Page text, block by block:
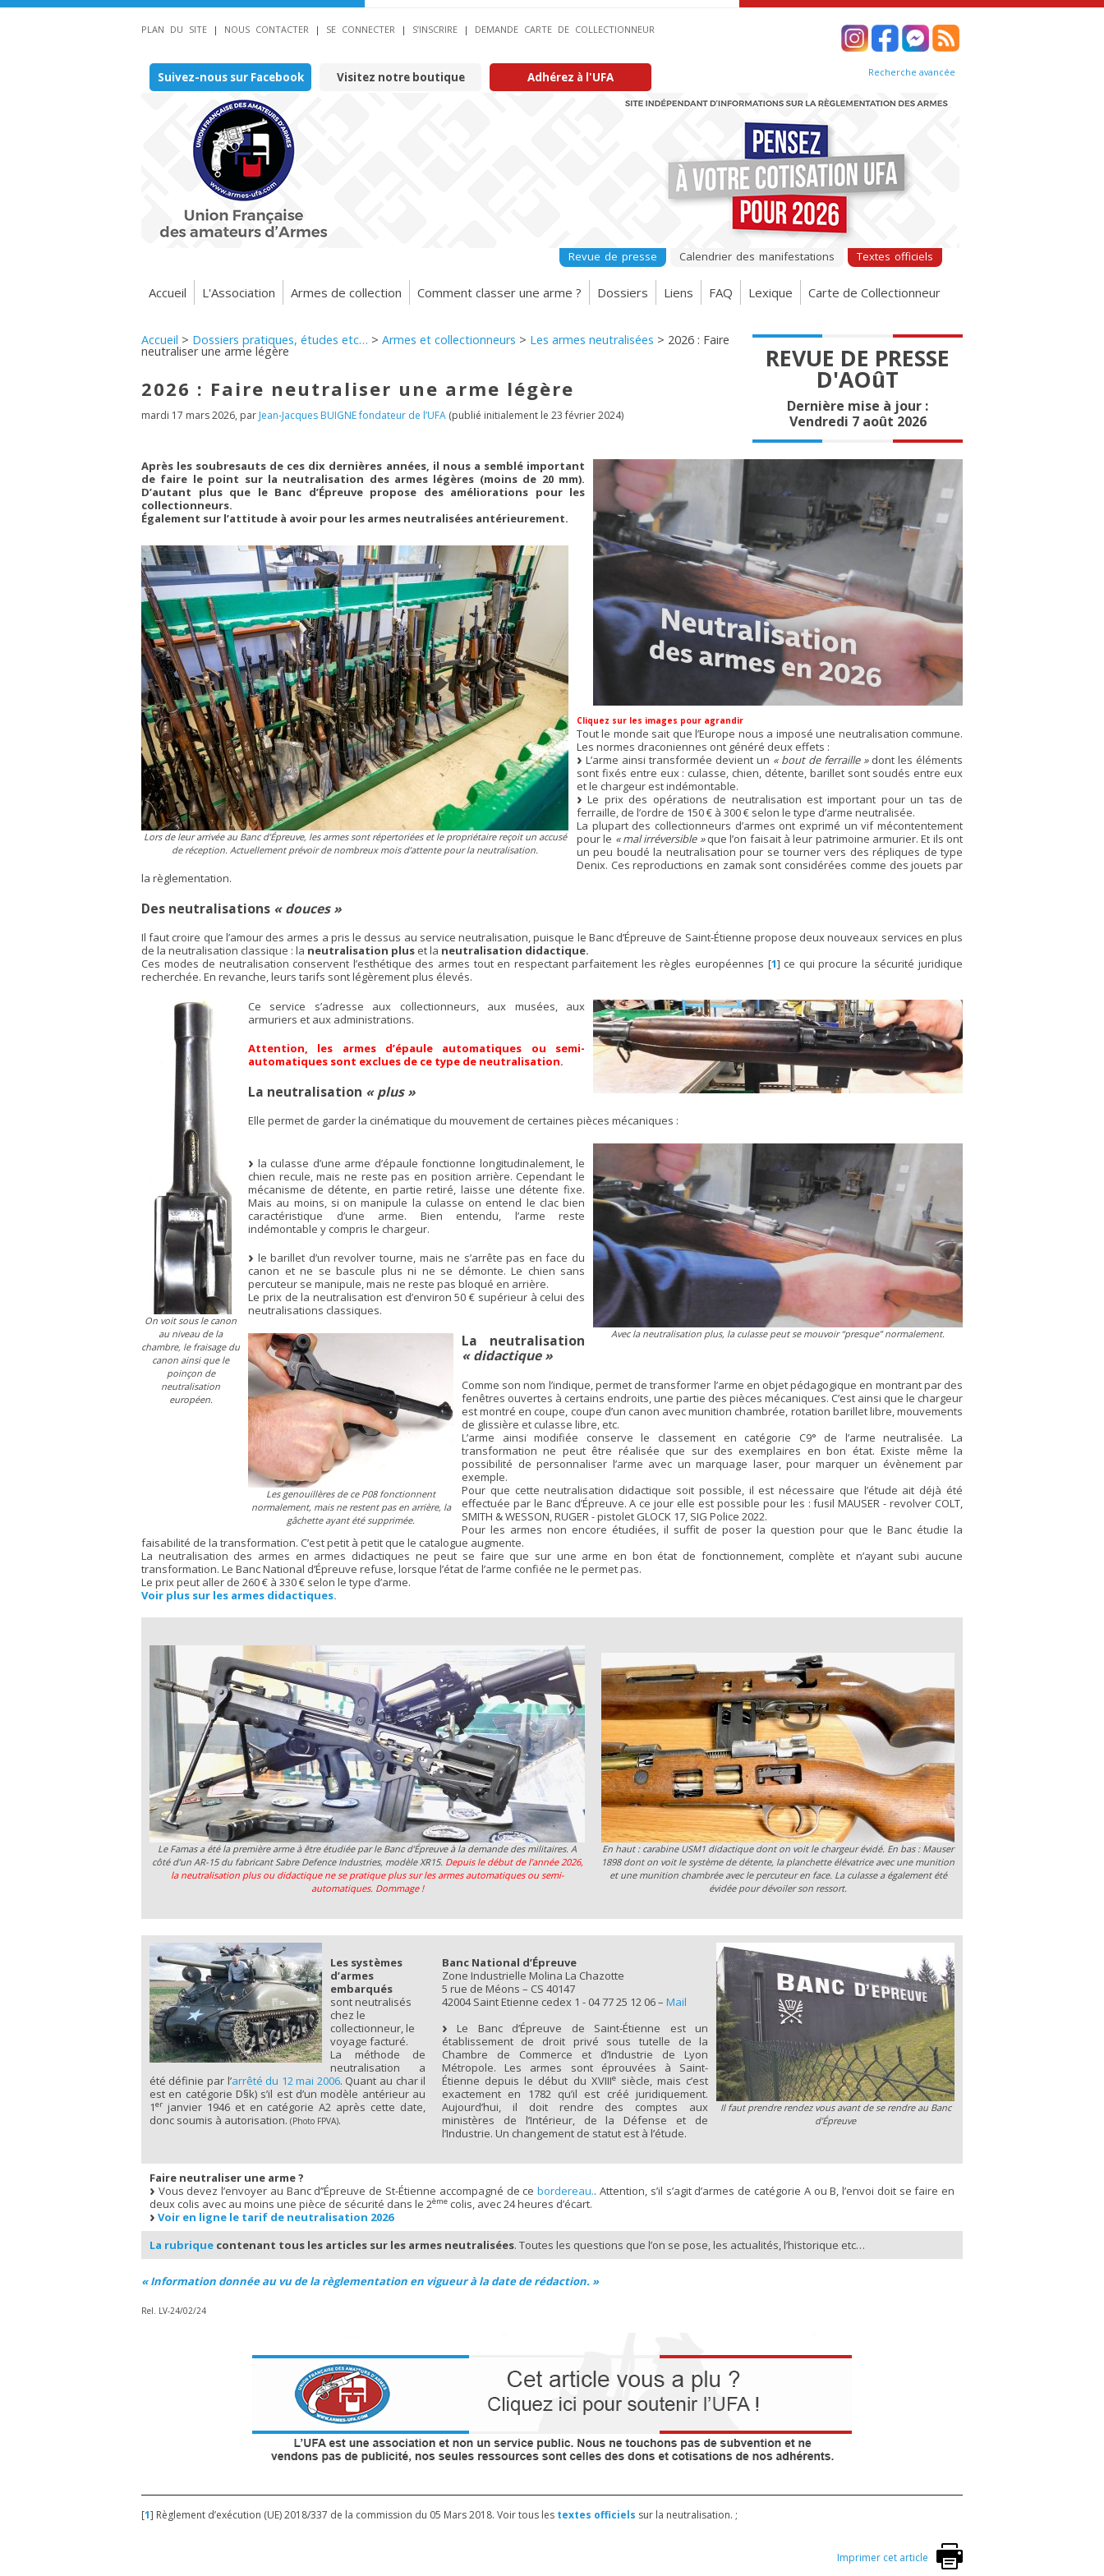
PLAN DU SITE | NOUS CONTACTER | SE CONNECTER | S’INSCRIRE | DEMANDE CARTE DE COLLECTIONNEUR
Suivez-nous sur Facebook Visitez notre boutique Adhérez à l'UFA Recherche avancée
Revue de presse Calendrier des manifestations Textes officiels
Accueil L'Association Armes de collection Comment classer une arme ? Dossiers Liens FAQ Lexique Carte de Collectionneur
REVUE DE PRESSE
D'AOûT
Dernière mise à jour :
Vendredi 7 août 2026
Accueil > Dossiers pratiques, études etc… > Armes et collectionneurs > Les armes neutralisées > 2026 : Faire
neutraliser une arme légère
2026 : Faire neutraliser une arme légère
mardi 17 mars 2026, par Jean-Jacques BUIGNE fondateur de l’UFA (publié initialement le 23 février 2024)
Après les soubresauts de ces dix dernières années, il nous a semblé important
de faire le point sur la neutralisation des armes légères (moins de 20 mm).
D’autant plus que le Banc d’Épreuve propose des améliorations pour les
collectionneurs.
Également sur l’attitude à avoir pour les armes neutralisées antérieurement.
Lors de leur arrivée au Banc d’Épreuve, les armes sont répertoriées et le propriétaire reçoit un accusé
de réception. Actuellement prévoir de nombreux mois d’attente pour la neutralisation.
Cliquez sur les images pour agrandir
Tout le monde sait que l’Europe nous a imposé une neutralisation commune.
Les normes draconiennes ont généré deux effets :
L’arme ainsi transformée devient un « bout de ferraille »dont les éléments
sont fixés entre eux : culasse, chien, détente, barillet sont soudés entre eux
et le chargeur est indémontable.
Le prix des opérations de neutralisation est important pour un tas de
ferraille, de l’ordre de 150 € à 300 € selon le type d’arme neutralisée.
La plupart des collectionneurs d’armes ont exprimé un vif mécontentement
pour le « mal irréversible »que l’on faisait à leur patrimoine armurier. Et ils ont
un peu boudé la neutralisation pour se tourner vers des répliques de type
Denix. Ces reproductions en zamak sont considérées comme des jouets par
la règlementation.
Des neutralisations « douces »
Il faut croire que l’amour des armes a pris le dessus au service neutralisation, puisque le Banc d’Épreuve de Saint-Étienne propose deux nouveaux services en plus
de la neutralisation classique : la neutralisation plus et la neutralisation didactique.
Ces modes de neutralisation conservent l’esthétique des armes tout en respectant parfaitement les règles européennes [1] ce qui procure la sécurité juridique
recherchée. En revanche, leurs tarifs sont légèrement plus élevés.
On voit sous le canon
au niveau de la
chambre, le fraisage du
canon ainsi que le
poinçon de
neutralisation
européen.
Ce service s’adresse aux collectionneurs, aux musées, aux
armuriers et aux administrations.
Attention, les armes d’épaule automatiques ou semi-
automatiques sont exclues de ce type de neutralisation.
La neutralisation « plus »
Elle permet de garder la cinématique du mouvement de certaines pièces mécaniques :
Avec la neutralisation plus, la culasse peut se mouvoir“presque”normalement.
la culasse d’une arme d’épaule fonctionne longitudinalement, le
chien recule, mais ne reste pas en position arrière. Cependant le
mécanisme de détente, en partie retiré, laisse une détente fixe.
Mais au moins, si on manipule la culasse on entend le clac bien
caractéristique d’une arme. Bien entendu, l’arme reste
indémontable y compris le chargeur.
le barillet d’un revolver tourne, mais ne s’arrête pas en face du
canon et ne se bascule plus ni ne se démonte. Le chien sans
percuteur se manipule, mais ne reste pas bloqué en arrière.
Le prix de la neutralisation est d’environ 50 € supérieur à celui des
neutralisations classiques.
Les genouillères de ce P08 fonctionnent
normalement, mais ne restent pas en arrière, la
gâchette ayant été supprimée.
La neutralisation
« didactique »
Comme son nom l’indique, permet de transformer l’arme en objet pédagogique en montrant par des
fenêtres ouvertes à certains endroits, une partie des pièces mécaniques. C’est ainsi que le chargeur
est montré en coupe, coupe d’un canon avec munition chambrée, rotation barillet libre, mouvements
de glissière et culasse libre, etc.
L’arme ainsi modifiée conserve le classement en catégorie C9° de l’arme neutralisée. La
transformation ne peut être réalisée que sur des exemplaires en bon état. Existe même la
possibilité de personnaliser l’arme avec un marquage laser, pour marquer un évènement par
exemple.
Pour que cette neutralisation didactique soit possible, il est nécessaire que l’étude ait déjà été
effectuée par le Banc d’Épreuve. A ce jour elle est possible pour les : fusil MAUSER - revolver COLT,
SMITH & WESSON, RUGER - pistolet GLOCK 17, SIG Police 2022.
Pour les armes non encore étudiées, il suffit de poser la question pour que le Banc étudie la
faisabilité de la transformation. C’est petit à petit que le catalogue augmente.
La neutralisation des armes en armes didactiques ne peut se faire que sur une arme en bon état de fonctionnement, complète et n’ayant subi aucune
transformation. Le Banc National d’Épreuve refuse, lorsque l’état de l’arme confiée ne le permet pas.
Le prix peut aller de 260 € à 330 € selon le type d’arme.
Voir plus sur les armes didactiques.
Le Famas a été la première arme à être étudiée par le Banc d’Épreuve à la demande des militaires. A
côté d’un AR-15 du fabricant Sabre Defence Industries, modèle XR15. Depuis le début de l’année 2026,
la neutralisation plus ou didactique ne se pratique plus sur les armes automatiques ou semi-
automatiques. Dommage !
En haut : carabine USM1 didactique dont on voit le chargeur évidé. En bas : Mauser
1898 dont on voit le système de détente, la planchette élévatrice avec une munition
et une munition chambrée avec le percuteur en face. La culasse a également été
évidée pour dévoiler son ressort.
Les systèmes
d’armes
embarqués
sont neutralisés
chez le
collectionneur, le
voyage facturé.
La méthode de
neutralisation a
été définie par l’arrêté du 12 mai 2006. Quant au char il
est en catégorie D§k) s’il est d’un modèle antérieur au
1erjanvier 1946 et en catégorie A2 après cette date,
donc soumis à autorisation. (Photo FPVA).
Il faut prendre rendez vous avant de se rendre au Banc
d’Épreuve
Banc National d’Épreuve
Zone Industrielle Molina La Chazotte
5 rue de Méons – CS 40147
42004 Saint Etienne cedex 1 - 04 77 25 12 06 – Mail
Le Banc d’Épreuve de Saint-Étienne est un
établissement de droit privé sous tutelle de la
Chambre de Commerce et d’Industrie de Lyon
Métropole. Les armes sont éprouvées à Saint-
Étienne depuis le début du XVIIIesiècle, mais c’est
exactement en 1782 qu’il est créé juridiquement.
Aujourd’hui, il doit rendre des comptes aux
ministères de l’Intérieur, de la Défense et de
l’Industrie. Un changement de statut est à l’étude.
Faire neutraliser une arme ?
Vous devez l’envoyer au Banc d’’Épreuve de St-Étienne accompagné de cebordereau.. Attention, s’il s’agit d’armes de catégorie A ou B, l’envoi doit se faire en
deux colis avec au moins une pièce de sécurité dans le 2èmecolis, avec 24 heures d’écart.
Voir en ligne le tarif de neutralisation 2026
La rubriquecontenant tous les articles sur les armes neutralisées. Toutes les questions que l’on se pose, les actualités, l’historique etc…
« Information donnée au vu de la règlementation en vigueur à la date de rédaction. »
Rel. LV-24/02/24
[1] Règlement d’exécution (UE) 2018/337 de la commission du 05 Mars 2018. Voir tous les textes officiels sur la neutralisation. ;
Imprimer cet article